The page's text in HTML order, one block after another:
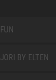
FUN
JORI BY ELTEN